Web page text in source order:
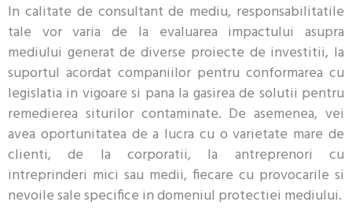
In calitate de consultant de mediu, responsabilitatile
tale vor varia de la evaluarea impactului asupra
mediului generat de diverse proiecte de investitii, la
suportul acordat companiilor pentru conformarea cu
legislatia in vigoare si pana la gasirea de solutii pentru
remedierea siturilor contaminate. De asemenea, vei
avea oportunitatea de a lucra cu o varietate mare de
clienti, de la corporatii, la antreprenori cu
intreprinderi mici sau medii, fiecare cu provocarile si
nevoile sale specifice in domeniul protectiei mediului.